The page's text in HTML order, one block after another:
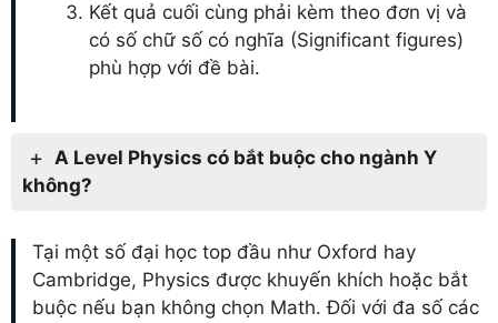
Kết quả cuối cùng phải kèm theo đơn vị và
có số chữ số có nghĩa (Significant figures)
phù hợp với đề bài.
A Level Physics có bắt buộc cho ngành Y
không?
Tại một số đại học top đầu như Oxford hay
Cambridge, Physics được khuyến khích hoặc bắt
buộc nếu bạn không chọn Math. Đối với đa số các